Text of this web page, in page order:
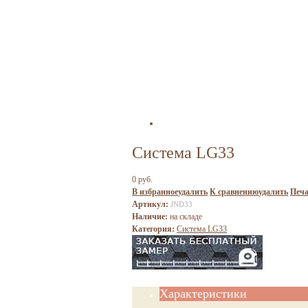
Система LG33
0 руб.
В избранноеудалить К сравнениюудалить
Артикул: JND33
Наличие: на складе
Категория: Система LG33
Характеристики